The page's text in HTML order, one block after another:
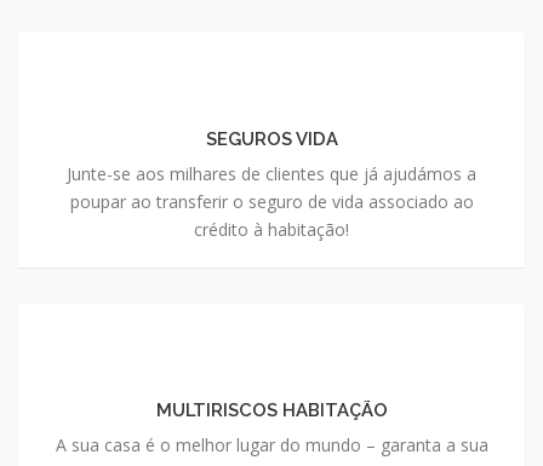
SEGUROS VIDA
Junte-se aos milhares de clientes que já ajudámos a
poupar ao transferir o seguro de vida associado ao
crédito à habitação!
MULTIRISCOS HABITAÇÃO
A sua casa é o melhor lugar do mundo – garanta a sua